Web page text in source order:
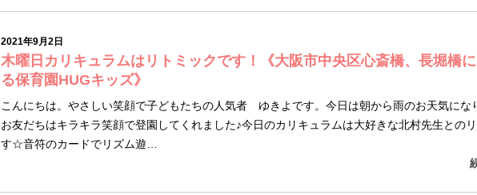
2021年9月2日
木曜日カリキュラムはリトミックです！《大阪市中央区心斎橋、長堀橋
る保育園HUGキッズ》
こんにちは。やさしい笑顔で子どもたちの人気者 ゆきよです。今日は朝から雨のお天気にな
お友だちはキラキラ笑顔で登園してくれました♪今日のカリキュラムは大好きな北村先生との
す☆音符のカードでリズム遊…